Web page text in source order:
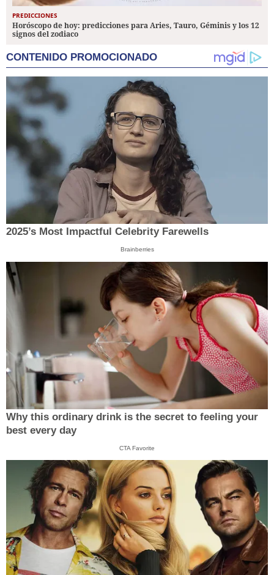
PREDICCIONES
Horóscopo de hoy: predicciones para Aries, Tauro, Géminis y los 12
signos del zodiaco
CONTENIDO PROMOCIONADO
2025’s Most Impactful Celebrity Farewells
Brainberries
Why this ordinary drink is the secret to feeling your
best every day
CTA Favorite